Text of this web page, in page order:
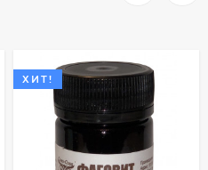
ХИТ!